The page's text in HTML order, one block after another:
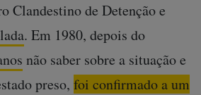
Clandestino de Detenção e
. Em 1980, depois do
não saber sobre a situação e
preso, foi confirmado a um